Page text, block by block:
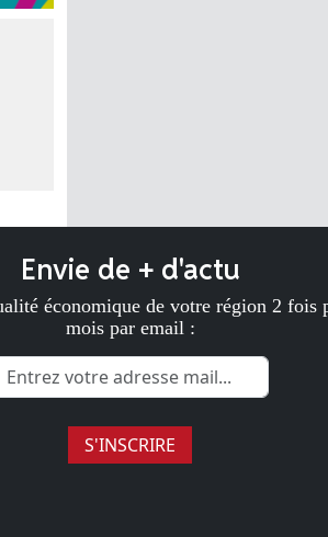
Envie de + d'actu
économique de votre région 2 fois
mois par email :
S'INSCRIRE